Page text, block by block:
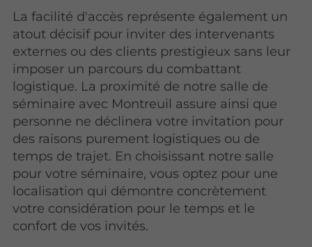
La facilité d'accès représente également un
atout décisif pour inviter des intervenants
externes ou des clients prestigieux sans leur
imposer un parcours du combattant
logistique. La proximité de notre salle de
séminaire avec Montreuil assure ainsi que
personne ne déclinera votre invitation pour
des raisons purement logistiques ou de
temps de trajet. En choisissant notre salle
pour votre séminaire, vous optez pour une
localisation qui démontre concrètement
votre considération pour le temps et le
confort de vos invités.